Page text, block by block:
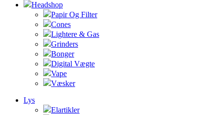
Headshop
Papir Og Filter
Cones
Lightere & Gas
Grinders
Bonger
Digital Vægte
Vape
Væsker
Lys
Elartikler